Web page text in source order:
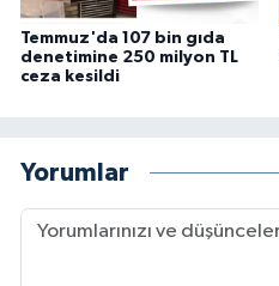
Temmuz'da 107 bin gıda
denetimine 250 milyon TL
ceza kesildi
Yorumlar